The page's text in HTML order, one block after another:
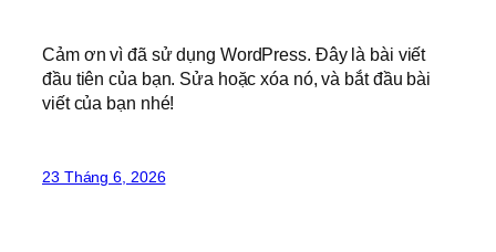
Cảm ơn vì đã sử dụng WordPress. Đây là bài viết
đầu tiên của bạn. Sửa hoặc xóa nó, và bắt đầu bài
viết của bạn nhé!
23 Tháng 6, 2026